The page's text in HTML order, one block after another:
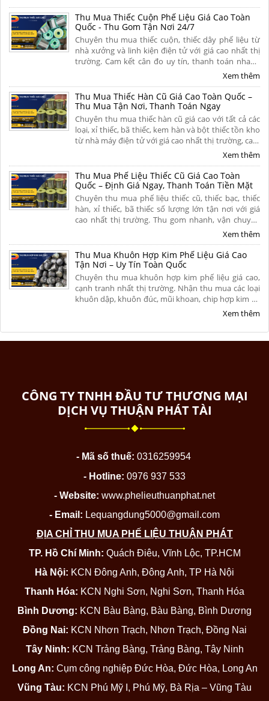
Thu Mua Thiếc Cuộn Phế Liệu Giá Cao Toàn
Quốc - Thu Gom Tận Nơi 24/7
Chuyên thu mua thiếc cuộn, thiếc dây phế liệu từ
nhà xưởng và linh kiện điện tử với giá cao nhất thị
trường. Cam kết cân đo uy tín, thanh toán nhanh
một lần, vận chuyển tận nơi và chiết khấu hoa hồng
Xem thêm
Thu Mua Thiếc Hàn Cũ Giá Cao Toàn Quốc –
Thu Mua Tận Nơi, Thanh Toán Ngay
Chuyên thu mua thiếc hàn cũ giá cao với tất cả các
loại, xỉ thiếc, bã thiếc, kem hàn và bột thiếc tồn kho
từ nhà máy điện tử với giá cao nhất thị trường, cam
kết định giá minh bạch, bốc xếp tận nơi và thanh
Xem thêm
Thu Mua Phế Liệu Thiếc Cũ Giá Cao Toàn
Quốc – Định Giá Ngay, Thanh Toán Tiền Mặt
Chuyên thu mua phế liệu thiếc cũ, thiếc bạc, thiếc
hàn, xỉ thiếc, bã thiếc số lượng lớn tận nơi với giá
cao nhất thị trường. Thu gom nhanh, vận chuyển
miễn phí, thanh toán liền tay và có hoa hồng cao
hôm nay!
Xem thêm
Thu Mua Khuôn Hợp Kim Phế Liệu Giá Cao
Tận Nơi – Uy Tín Toàn Quốc
Chuyên thu mua khuôn hợp kim phế liệu giá cao,
cạnh tranh nhất thị trường. Nhận thu mua các loại
khuôn dập, khuôn đúc, mũi khoan, chip hợp kim cũ
hỏng tận nơi. Cân đo uy tín, khảo sát nhanh chóng,
tiết hôm nay!
Xem thêm
CÔNG TY TNHH ĐẦU TƯ THƯƠNG MẠI
DỊCH VỤ THUẬN PHÁT TÀI
- Mã số thuế: 0316259954
- Hotline: 0976 937 533
- Website: www.phelieuthuanphat.net
- Email: Lequangdung5000@gmail.com
ĐỊA CHỈ THU MUA PHẾ LIỆU THUẬN PHÁT
TP. Hồ Chí Minh: Quách Điêu, Vĩnh Lộc, TP.HCM
Hà Nội: KCN Đông Anh, Đông Anh, TP Hà Nội
Thanh Hóa: KCN Nghi Sơn, Nghi Sơn, Thanh Hóa
Bình Dương: KCN Bàu Bàng, Bàu Bàng, Bình Dương
Đồng Nai: KCN Nhơn Trạch, Nhơn Trạch, Đồng Nai
Tây Ninh: KCN Trảng Bàng, Trảng Bàng, Tây Ninh
Long An: Cụm công nghiệp Đức Hòa, Đức Hòa, Long An
Vũng Tàu: KCN Phú Mỹ I, Phú Mỹ, Bà Rịa – Vũng Tàu